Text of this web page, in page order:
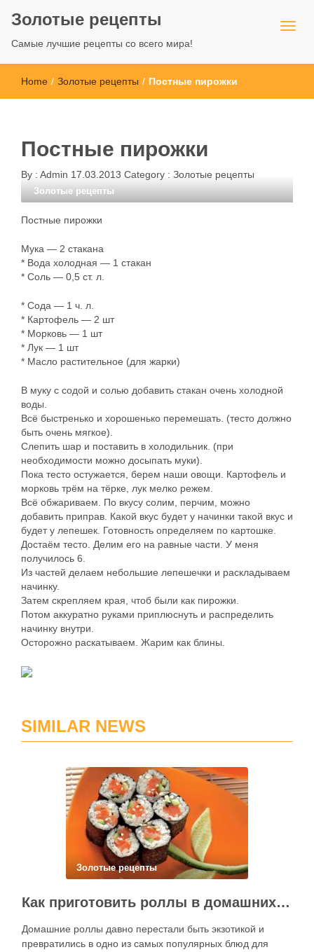
Золотые рецепты
Самые лучшие рецепты со всего мира!
Home / Золотые рецепты / Постные пирожки
Постные пирожки
By : Admin 17.03.2013 Category : Золотые рецепты
Золотые рецепты
Постные пирожки
Мука — 2 стакана
* Вода холодная — 1 стакан
* Соль — 0,5 ст. л.
* Сода — 1 ч. л.
* Картофель — 2 шт
* Морковь — 1 шт
* Лук — 1 шт
* Масло растительное (для жарки)
В муку с содой и солью добавить стакан очень холодной
воды.
Всё быстренько и хорошенько перемешать. (тесто должно
быть очень мягкое).
Слепить шар и поставить в холодильник. (при
необходимости можно досыпать муки).
Пока тесто остужается, берем наши овощи. Картофель и
морковь трём на тёрке, лук мелко режем.
Всё обжариваем. По вкусу солим, перчим, можно
добавить приправ. Какой вкус будет у начинки такой вкус и
будет у лепешек. Готовность определяем по картошке.
Достаём тесто. Делим его на равные части. У меня
получилось 6.
Из частей делаем небольшие лепешечки и раскладываем
начинку.
Затем скрепляем края, чтоб были как пирожки.
Потом аккуратно руками приплюснуть и распределить
начинку внутри.
Осторожно раскатываем. Жарим как блины.
SIMILAR NEWS
Золотые рецепты
Как приготовить роллы в домашних условиях?
Домашние роллы давно перестали быть экзотикой и
превратились в одно из самых популярных блюд для